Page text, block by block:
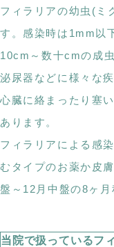
フィラリアの幼虫(ミ
す。感染時は1mm以
10cm～数十cmの成
泌尿器などに様々な
心臓に絡まったり塞
あります。
フィラリアによる感
むタイプのお薬か皮
盤～12月中盤の8ヶ月
当院で扱っているフ